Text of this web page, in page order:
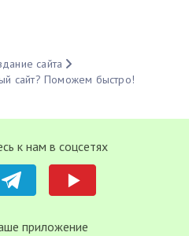
сайта
сайт? Поможем быстро!
к нам в соцсетях
приложение